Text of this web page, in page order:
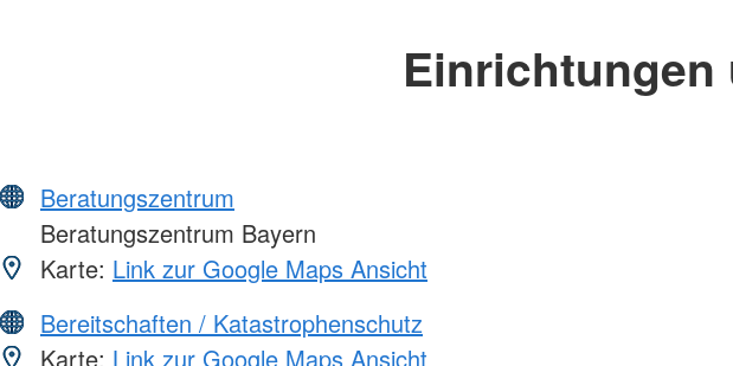
Einrichtungen
Beratungszentrum
Beratungszentrum Bayern
Karte: Link zur Google Maps Ansicht
Bereitschaften / Katastrophenschutz
Karte: Link zur Google Maps Ansicht